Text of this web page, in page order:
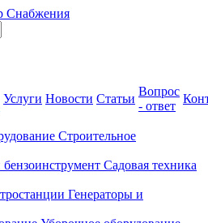
Услуги Новости Статьи
Вопрос
- ответ
Строительное
Садовая техника
Генераторы и